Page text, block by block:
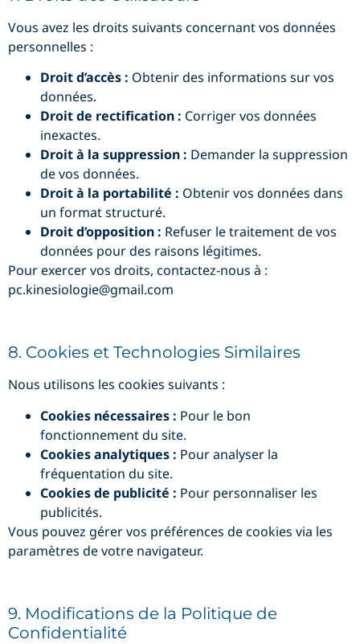
Vous avez les droits suivants concernant vos données
personnelles :
Droit d’accès : Obtenir des informations sur vos
données.
Droit de rectification : Corriger vos données
inexactes.
Droit à la suppression : Demander la suppression
de vos données.
Droit à la portabilité : Obtenir vos données dans
un format structuré.
Droit d’opposition : Refuser le traitement de vos
données pour des raisons légitimes.
Pour exercer vos droits, contactez-nous à :
pc.kinesiologie@gmail.com
8. Cookies et Technologies Similaires
Nous utilisons les cookies suivants :
Cookies nécessaires : Pour le bon
fonctionnement du site.
Cookies analytiques : Pour analyser la
fréquentation du site.
Cookies de publicité : Pour personnaliser les
publicités.
Vous pouvez gérer vos préférences de cookies via les
paramètres de votre navigateur.
9. Modifications de la Politique de
Confidentialité